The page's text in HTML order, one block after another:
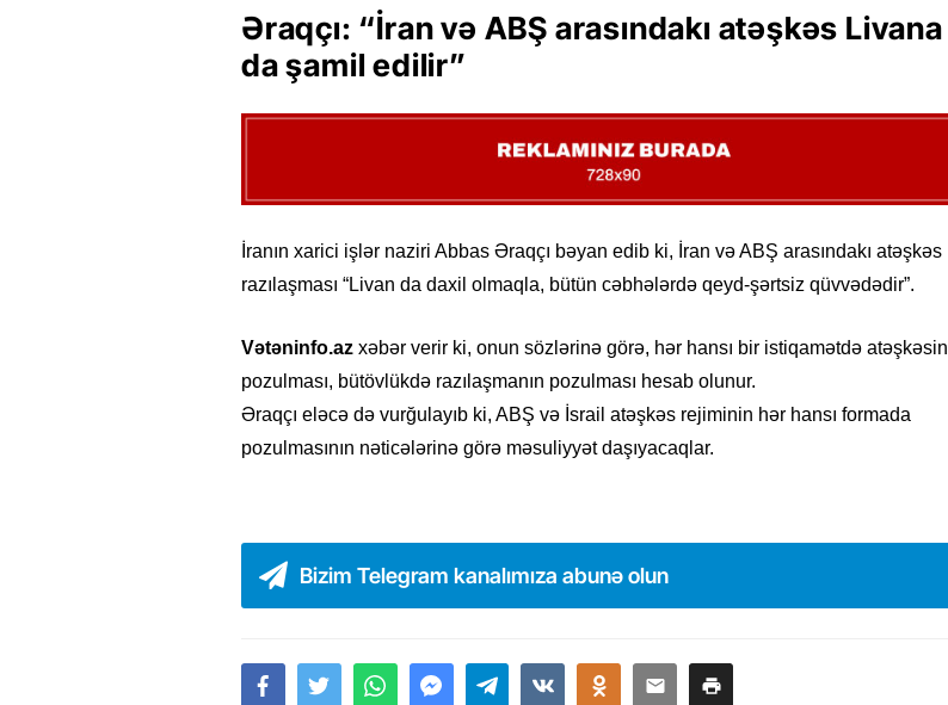
Əraqçı: “İran və ABŞ arasındakı atəşkəs Livana
da şamil edilir”
İranın xarici işlər naziri Abbas Əraqçı bəyan edib ki, İran və ABŞ arasındakı atəşkəs
razılaşması “Livan da daxil olmaqla, bütün cəbhələrdə qeyd-şərtsiz qüvvədədir”.
Vətəninfo.az xəbər verir ki, onun sözlərinə görə, hər hansı bir istiqamətdə atəşkəsin
pozulması, bütövlükdə razılaşmanın pozulması hesab olunur.
Əraqçı eləcə də vurğulayıb ki, ABŞ və İsrail atəşkəs rejiminin hər hansı formada
pozulmasının nəticələrinə görə məsuliyyət daşıyacaqlar.
Bizim Telegram kanalımıza abunə olun